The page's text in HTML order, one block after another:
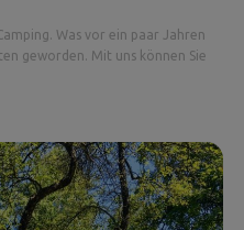
Was vor ein paar Jahren
geworden. Mit uns können Sie